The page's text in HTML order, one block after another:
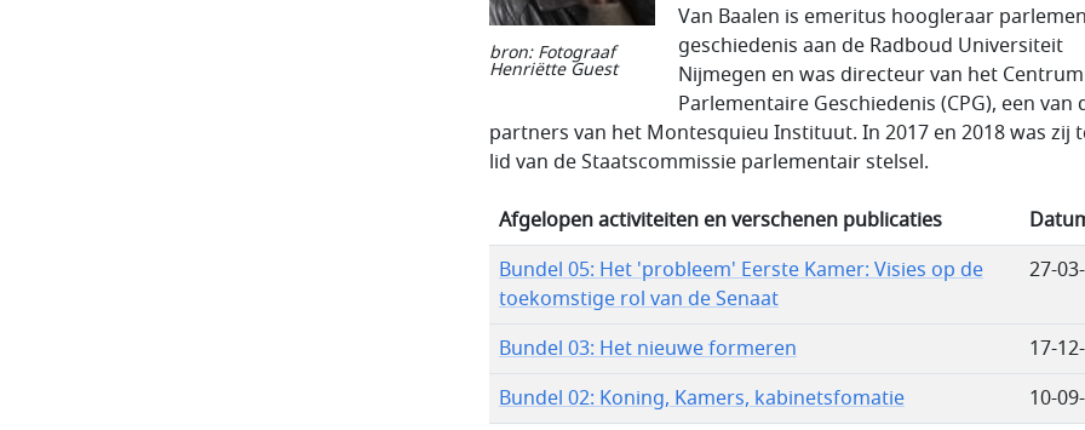
bron: Fotograaf
Henriëtte Guest
Van Baalen is emeritus hoogleraar
geschiedenis aan de Radboud Universiteit
Nijmegen en was directeur van het
Parlementaire Geschiedenis (CPG), een van
partners van het Montesquieu Instituut. In 2017 en 2018 was zij
lid van de Staatscommissie parlementair stelsel.
Afgelopen activiteiten en verschenen publicaties
Bundel 05: Het 'probleem' Eerste Kamer: Visies op de
toekomstige rol van de Senaat
27-
Bundel 03: Het nieuwe formeren
17-
Bundel 02: Koning, Kamers, kabinetsfomatie
10-